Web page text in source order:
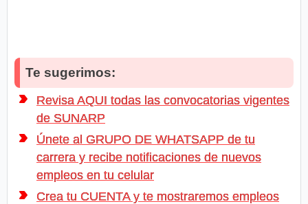
Te sugerimos:
Revisa AQUI todas las convocatorias vigentes
de SUNARP
Únete al GRUPO DE WHATSAPP de tu
carrera y recibe notificaciones de nuevos
empleos en tu celular
Crea tu CUENTA y te mostraremos empleos